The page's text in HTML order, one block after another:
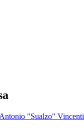
Antonio "Sualzo" Vincenti